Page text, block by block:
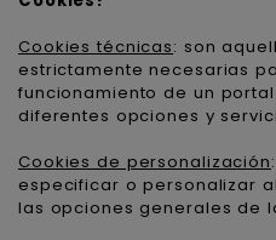
Cookies técnicas: son
estrictamente necesarias
funcionamiento de un
diferentes opciones y
Cookies de personalización
especificar o personalizar
las opciones generales de